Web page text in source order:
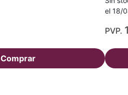
Comprar
el 18/
PVP.